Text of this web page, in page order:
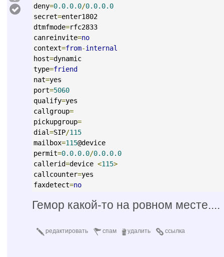
deny=0.0.0.0/0.0.0.0
secret=enter1802
dtmfmode=rfc2833
canreinvite=no
context=from-internal
host=dynamic
type=friend
nat=yes
port=5060
qualify=yes
callgroup=
pickupgroup=
dial=SIP/115
mailbox=115@device
permit=0.0.0.0/0.0.0.0
callerid=device <115>
callcounter=yes
faxdetect=no
Гемор какой-то на ровном месте....
ссылка
удалить
спам
редактировать